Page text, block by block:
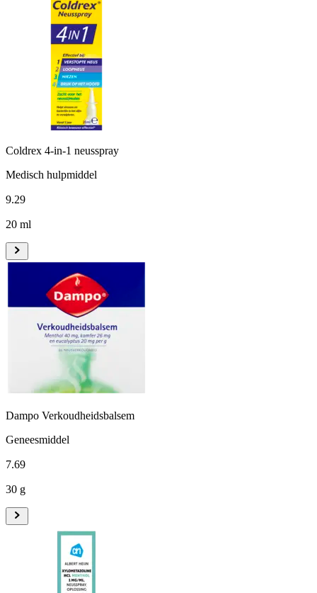
Coldrex 4-in-1 neusspray
Medisch hulpmiddel
9.29
20 ml
Dampo Verkoudheidsbalsem
Geneesmiddel
7.69
30 g